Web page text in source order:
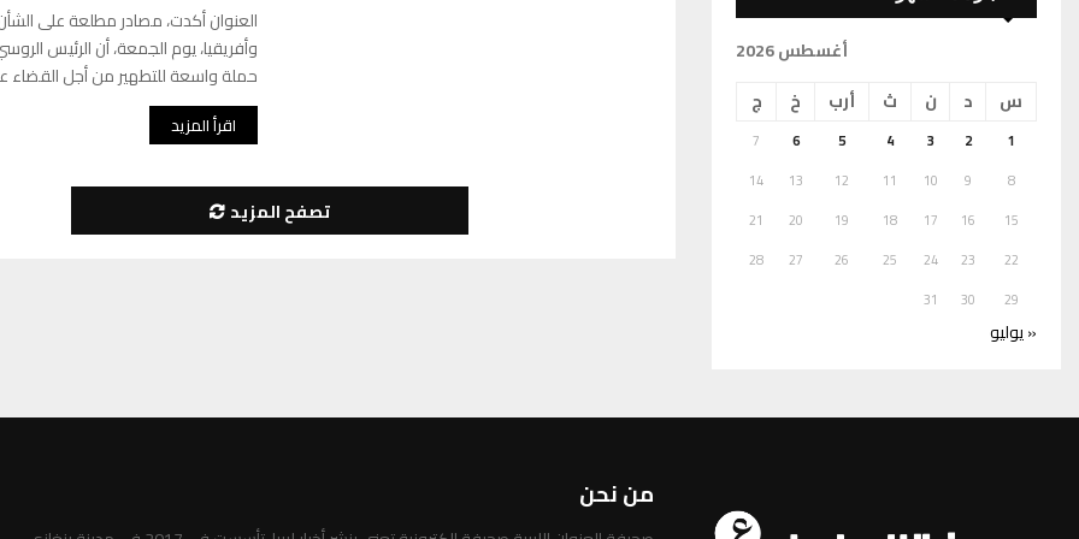
العنوان أكدت، مصادر مطلعة على
وأفريقيا، يوم الجمعة، أن الرئيس
حملة واسعة للتطهير من أجل القضاء
اقرأ المزيد
تصفح المزيد
أغسطس 2026
س
د ن ث أرب خ ج
1
2
3
4
5
6
7
8
9
10
11
12
13
14
15
16
17
18
19
20
21
22
23
24
25
26
27
28
29
30
31
« يوليو
من نحن